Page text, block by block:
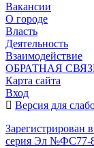
Вакансии
О городе
Власть
Деятельность
Взаимодействие
ОБРАТНАЯ
Карта сайта
Вход
Версия для
Зарегистрирован
серия Эл №ФС77-